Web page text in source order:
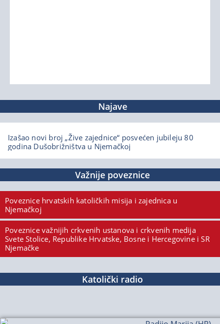
Najave
Izašao novi broj „Žive zajednice“ posvećen jubileju 80
godina Dušobrižništva u Njemačkoj
Važnije poveznice
Poveznice hrvatskih katoličkih misija i zajednica u
Njemačkoj
Poveznice važnijih crkvenih ustanova i crkvenih medija
Svete Stolice, Republike Hrvatske, Bosne i Hercegovine i SR
Njemačke
Katolički radio